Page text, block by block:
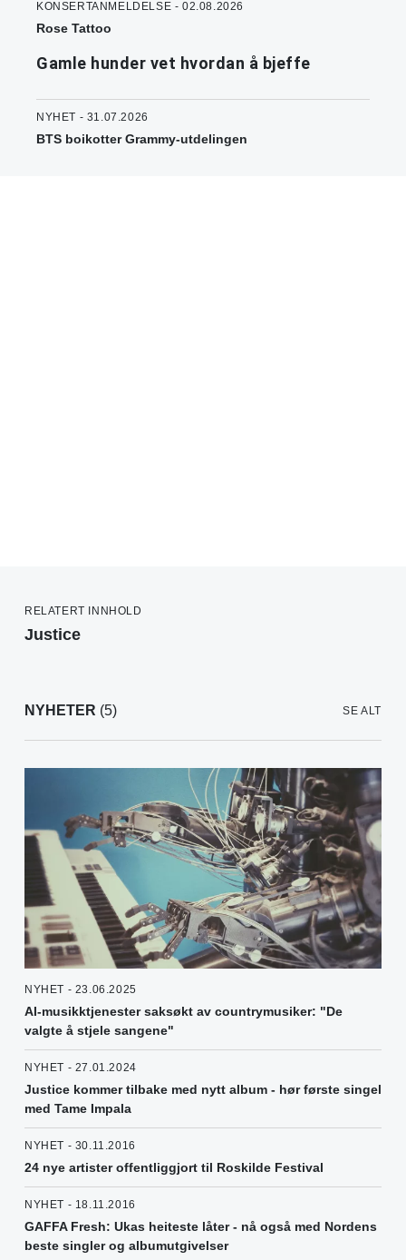
KONSERTANMELDELSE - 02.08.2026
Rose Tattoo
Gamle hunder vet hvordan å bjeffe
NYHET - 31.07.2026
BTS boikotter Grammy-utdelingen
RELATERT INNHOLD
Justice
NYHETER (5) SE ALT
NYHET - 23.06.2025
AI-musikktjenester saksøkt av countrymusiker: "De
valgte å stjele sangene"
NYHET - 27.01.2024
Justice kommer tilbake med nytt album - hør første singel
med Tame Impala
NYHET - 30.11.2016
24 nye artister offentliggjort til Roskilde Festival
NYHET - 18.11.2016
GAFFA Fresh: Ukas heiteste låter - nå også med Nordens
beste singler og albumutgivelser